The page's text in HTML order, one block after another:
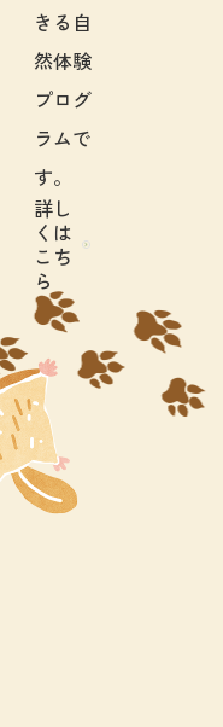
きる自
然体験
プログ
ラムで
す。
詳し
くは
こち
ら